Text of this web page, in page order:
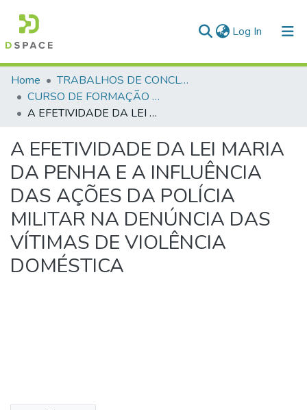
Log In (current)
Communities & Collections
All of DSpace
Home
TRABALHOS DE CONCLUSÃO DE CURSO - CFP (CURSO DE FORMAÇÃO DE PRAÇAS)
CURSO DE FORMAÇÃO DE PRAÇAS - CFP - 2018
A EFETIVIDADE DA LEI MARIA DA PENHA E A INFLUÊNCIA DAS AÇÕES DA POLÍCIA MILITAR NA DENÚNCIA DAS VÍTIMAS DE VIOLÊNCIA DOMÉSTICA
A EFETIVIDADE DA LEI MARIA
DA PENHA E A INFLUÊNCIA
DAS AÇÕES DA POLÍCIA
MILITAR NA DENÚNCIA DAS
VÍTIMAS DE VIOLÊNCIA
DOMÉSTICA